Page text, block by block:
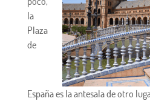
la
Plaza
de
España es la antesala de otro